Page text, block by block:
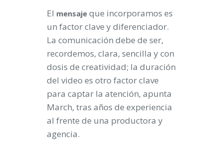
El mensaje que incorporamos es
un factor clave y diferenciador.
La comunicación debe de ser,
recordemos, clara, sencilla y con
dosis de creatividad; la duración
del video es otro factor clave
para captar la atención, apunta
March, tras años de experiencia
al frente de una productora y
agencia.